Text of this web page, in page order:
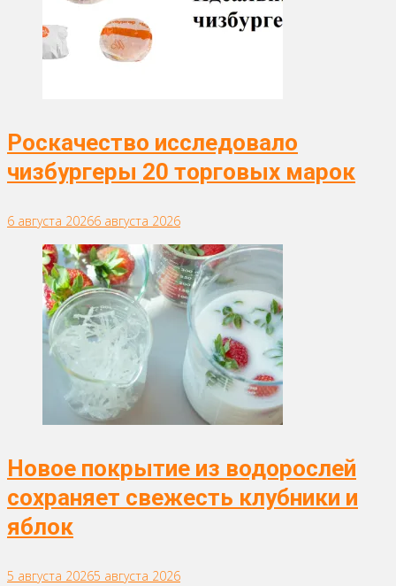
Роскачество исследовало
чизбургеры 20 торговых марок
6 августа 20266 августа 2026
Новое покрытие из водорослей
сохраняет свежесть клубники и
яблок
5 августа 20265 августа 2026